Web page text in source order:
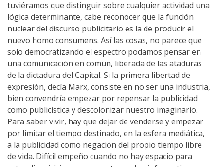
tuviéramos que distinguir sobre cualquier actividad una
lógica determinante, cabe reconocer que la función
nuclear del discurso publicitario es la de producir el
nuevo homo consumens. Así las cosas, no parece que
solo democratizando el espectro podamos pensar en
una comunicación en común, liberada de las ataduras
de la dictadura del Capital. Si la primera libertad de
expresión, decía Marx, consiste en no ser una industria,
bien convendría empezar por repensar la publicidad
como publicística y descolonizar nuestro imaginario.
Para saber vivir, hay que dejar de venderse y empezar
por limitar el tiempo destinado, en la esfera mediática,
a la publicidad como negación del propio tiempo libre
de vida. Difícil empeño cuando no hay espacio para